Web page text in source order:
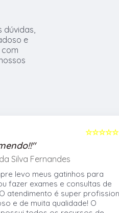
dúvidas,
e
☆☆☆☆☆
Silva Fernandes
levo meus gatinhos para
fazer exames e consultas de
atendimento é super
e de muita qualidade! O